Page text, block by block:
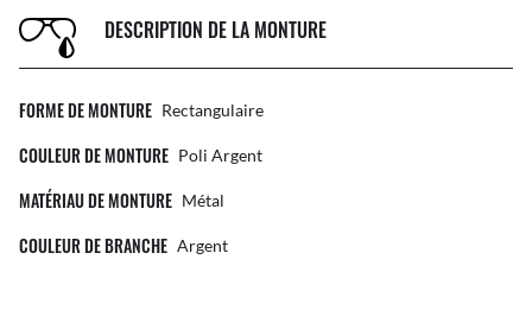
DESCRIPTION DE LA MONTURE
FORME DE MONTURE Rectangulaire
COULEUR DE MONTURE Poli Argent
MATÉRIAU DE MONTURE Métal
COULEUR DE BRANCHE Argent